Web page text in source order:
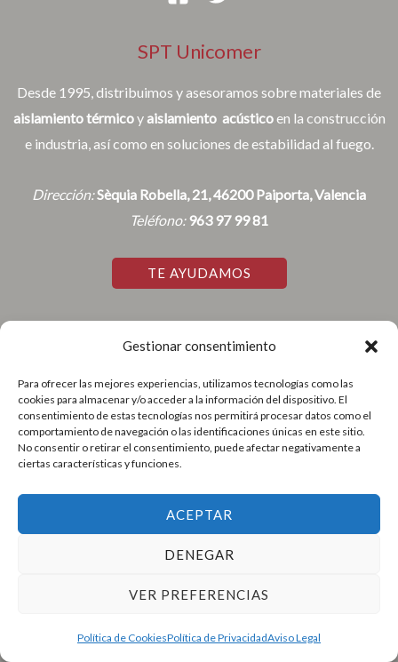
Gestionar consentimiento
Para ofrecer las mejores experiencias, utilizamos tecnologías como las
cookies para almacenar y/o acceder a la información del dispositivo. El
consentimiento de estas tecnologías nos permitirá procesar datos como el
comportamiento de navegación o las identificaciones únicas en este sitio.
No consentir o retirar el consentimiento, puede afectar negativamente a
ciertas características y funciones.
ACEPTAR
DENEGAR
VER PREFERENCIAS
Política de CookiesPolítica de PrivacidadAviso Legal
SPT Unicomer
Desde 1995, distribuimos y asesoramos sobre materiales de
aislamiento térmicoyaislamiento acústicoen la construcción
e industria, así como en soluciones de estabilidad al fuego.
Dirección:Sèquia Robella, 21, 46200 Paiporta, Valencia
Teléfono: 963 97 99 81
TE AYUDAMOS
Aviso Legal
Política de Cookies
Política de Privacidad